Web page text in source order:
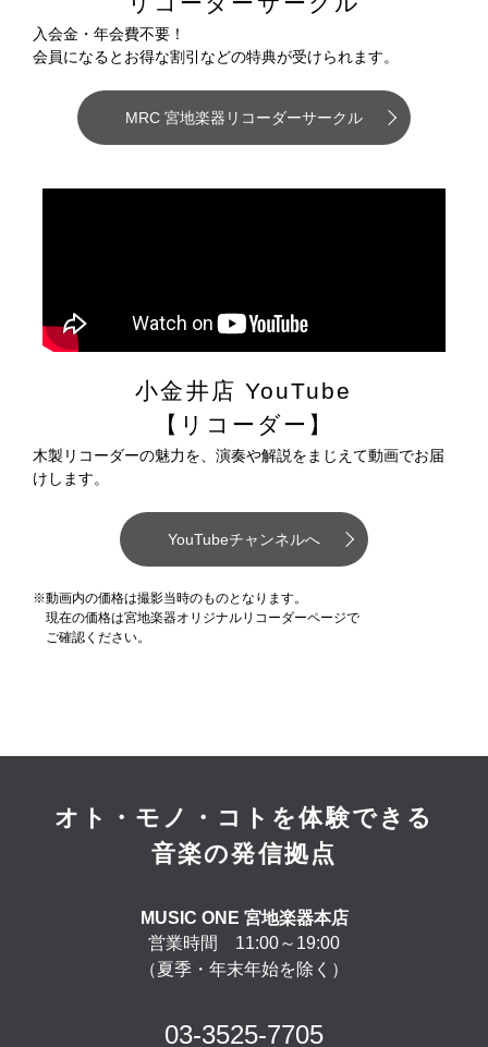
入会金・年会費不要！
会員になるとお得な割引などの特典が受けられます。
MRC 宮地楽器リコーダーサークル
小金井店 YouTube
【リコーダー】
木製リコーダーの魅力を、演奏や解説をまじえて動画でお届
けします。
YouTubeチャンネルへ
※動画内の価格は撮影当時のものとなります。
現在の価格は宮地楽器オリジナルリコーダーページで
ご確認ください。
オト・モノ・コトを体験できる
音楽の発信拠点
MUSIC ONE 宮地楽器本店
営業時間 11:00～19:00
（夏季・年末年始を除く）
03-3525-7705